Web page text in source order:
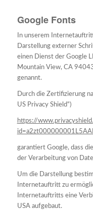
Google Fonts
In unserem
Darstellung externer
einen Dienst der Google
Mountain View, CA
genannt.
Durch die Zertifizierung
US Privacy Shield“)
https://
garantiert Google, dass
der Verarbeitung von
Um die Darstellung
Internetauftritt zu
Internetauftritts eine
USA aufgebaut.